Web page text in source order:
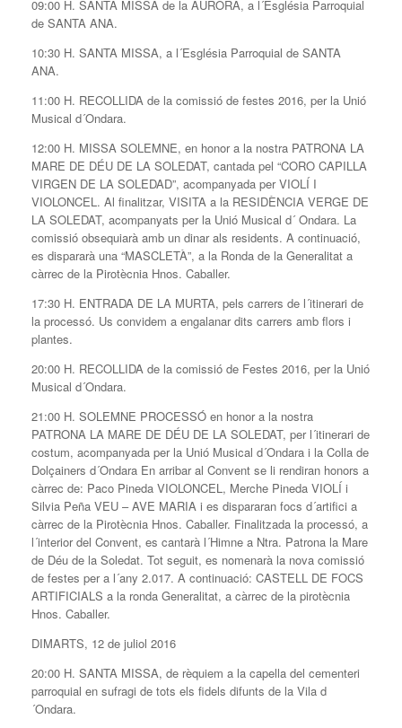
09:00 H. SANTA MISSA de la AURORA, a l´Església Parroquial
de SANTA ANA.
10:30 H. SANTA MISSA, a l´Església Parroquial de SANTA
ANA.
11:00 H. RECOLLIDA de la comissió de festes 2016, per la Unió
Musical d´Ondara.
12:00 H. MISSA SOLEMNE, en honor a la nostra PATRONA LA
MARE DE DÉU DE LA SOLEDAT, cantada pel “CORO CAPILLA
VIRGEN DE LA SOLEDAD”, acompanyada per VIOLÍ I
VIOLONCEL. Al finalitzar, VISITA a la RESIDÈNCIA VERGE DE
LA SOLEDAT, acompanyats per la Unió Musical d´ Ondara. La
comissió obsequiarà amb un dinar als residents. A continuació,
es dispararà una “MASCLETÀ”, a la Ronda de la Generalitat a
càrrec de la Pirotècnia Hnos. Caballer.
17:30 H. ENTRADA DE LA MURTA, pels carrers de l´itinerari de
la processó. Us convidem a engalanar dits carrers amb flors i
plantes.
20:00 H. RECOLLIDA de la comissió de Festes 2016, per la Unió
Musical d´Ondara.
21:00 H. SOLEMNE PROCESSÓ en honor a la nostra
PATRONA LA MARE DE DÉU DE LA SOLEDAT, per l´itinerari de
costum, acompanyada per la Unió Musical d´Ondara i la Colla de
Dolçainers d´Ondara En arribar al Convent se li rendiran honors a
càrrec de: Paco Pineda VIOLONCEL, Merche Pineda VIOLÍ i
Silvia Peña VEU – AVE MARIA i es dispararan focs d´artifici a
càrrec de la Pirotècnia Hnos. Caballer. Finalitzada la processó, a
l´interior del Convent, es cantarà l´Himne a Ntra. Patrona la Mare
de Déu de la Soledat. Tot seguit, es nomenarà la nova comissió
de festes per a l´any 2.017. A continuació: CASTELL DE FOCS
ARTIFICIALS a la ronda Generalitat, a càrrec de la pirotècnia
Hnos. Caballer.
DIMARTS, 12 de juliol 2016
20:00 H. SANTA MISSA, de rèquiem a la capella del cementeri
parroquial en sufragi de tots els fidels difunts de la Vila d
´Ondara.